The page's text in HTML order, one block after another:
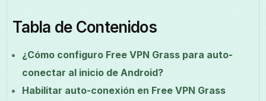
Tabla de Contenidos
¿Cómo configuro Free VPN Grass para auto-
conectar al inicio de Android?
Habilitar auto-conexión en Free VPN Grass